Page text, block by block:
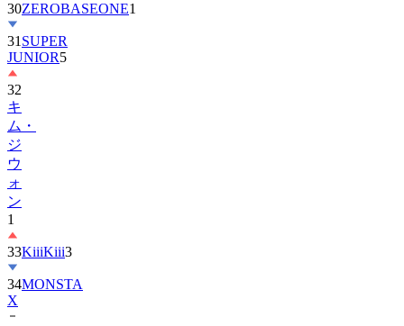
31SUPER
JUNIOR
32
キ
ム・
ジ
ウ
ォ
ン
1
33
34MONSTA
X
35
ル